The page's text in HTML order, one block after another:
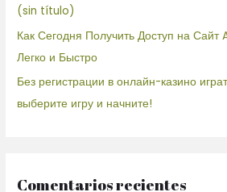
(sin título)
Как Сегодня Получить Доступ на Сайт
Легко и Быстро
Без регистрации в онлайн-казино
выберите игру и начните!
Comentarios recientes